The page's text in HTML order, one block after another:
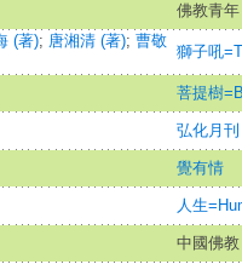
佛教青年
(著); 唐湘清 (著); 曹敬
獅子吼
菩提樹
弘化月刊
覺有情
人生
中國佛教